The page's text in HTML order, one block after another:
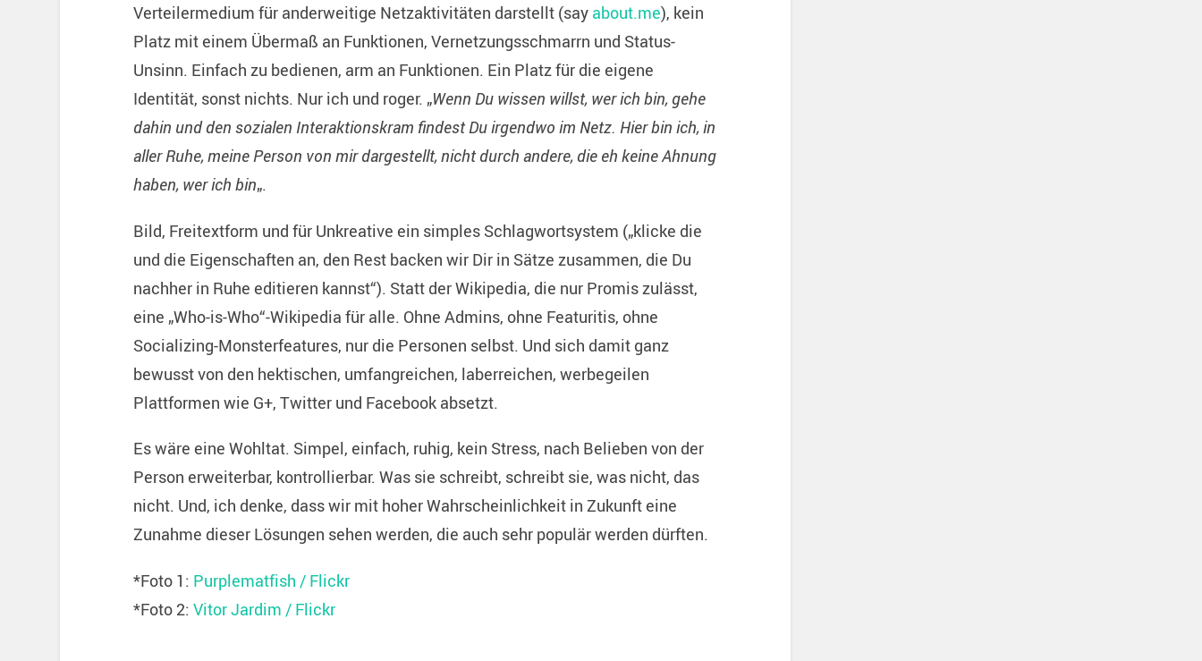
Verteilermedium für anderweitige Netzaktivitäten darstellt (say about.me), kein
Platz mit einem Übermaß an Funktionen, Vernetzungsschmarrn und Status-
Unsinn. Einfach zu bedienen, arm an Funktionen. Ein Platz für die eigene
Identität, sonst nichts. Nur ich und roger. „Wenn Du wissen willst, wer ich bin, gehe
dahin und den sozialen Interaktionskram findest Du irgendwo im Netz. Hier bin ich, in
aller Ruhe, meine Person von mir dargestellt, nicht durch andere, die eh keine Ahnung
haben, wer ich bin„.
Bild, Freitextform und für Unkreative ein simples Schlagwortsystem („klicke die
und die Eigenschaften an, den Rest backen wir Dir in Sätze zusammen, die Du
nachher in Ruhe editieren kannst“). Statt der Wikipedia, die nur Promis zulässt,
eine „Who-is-Who“-Wikipedia für alle. Ohne Admins, ohne Featuritis, ohne
Socializing-Monsterfeatures, nur die Personen selbst. Und sich damit ganz
bewusst von den hektischen, umfangreichen, laberreichen, werbegeilen
Plattformen wie G+, Twitter und Facebook absetzt.
Es wäre eine Wohltat. Simpel, einfach, ruhig, kein Stress, nach Belieben von der
Person erweiterbar, kontrollierbar. Was sie schreibt, schreibt sie, was nicht, das
nicht. Und, ich denke, dass wir mit hoher Wahrscheinlichkeit in Zukunft eine
Zunahme dieser Lösungen sehen werden, die auch sehr populär werden dürften.
*Foto 1: Purplematfish / Flickr
*Foto 2: Vitor Jardim / Flickr